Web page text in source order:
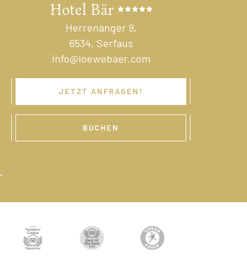
Hotel Bär
Herrenanger 9,
6534, Serfaus
info@loewebaer.com
JETZT ANFRAGEN!
BUCHEN